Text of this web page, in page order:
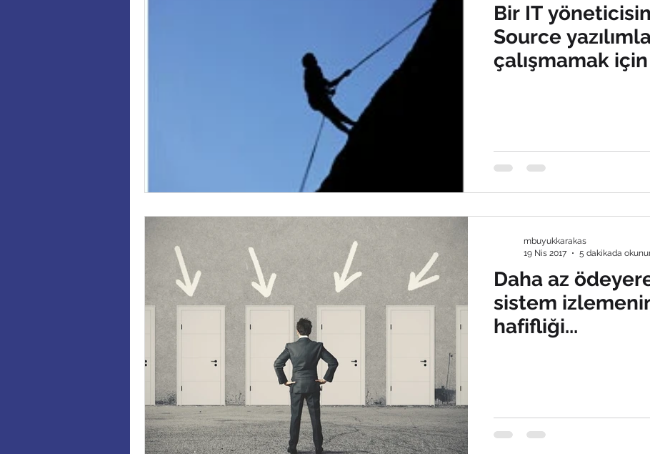
Bir IT
Source
çalışmamak
Daha az
sistem
hafifliği...
mbuyukkarakas
19 Nis 2017
5 dakikada